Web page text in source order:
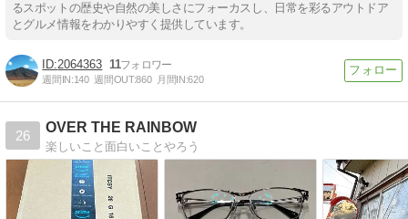
るスポットの歴史や自然の美しさにフォーカスし、日常を彩るアウトドア
とグルメ情報をわかりやすく提供しています。
2064363 11
週間IN:140 週間OUT:860 月間IN:620
26
OVER THE RAINBOW
楽しいこと面白いことやろう